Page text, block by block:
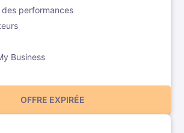
des performances
Business
OFFRE EXPIRÉE